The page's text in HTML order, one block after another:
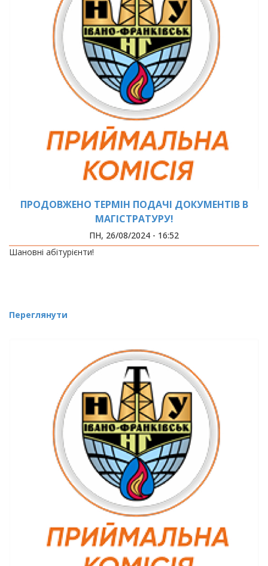
ПРОДОВЖЕНО ТЕРМІН ПОДАЧІ ДОКУМЕНТІВ В
МАГІСТРАТУРУ!
ПН, 26/08/2024 - 16:52
Шановні абітурієнти!
Переглянути